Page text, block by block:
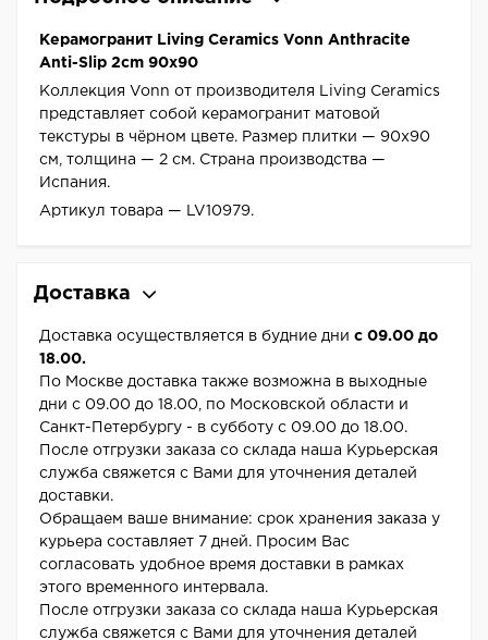
Керамогранит Living Ceramics Vonn Anthracite
Anti-Slip 2cm 90x90
Коллекция Vonn от производителя Living Ceramics
представляет собой керамогранит матовой
текстуры в чёрном цвете. Размер плитки — 90x90
см, толщина — 2 см. Страна производства —
Испания.
Артикул товара — LV10979.
Доставка
Доставка осуществляется в будние дни с 09.00 до
18.00.
По Москве доставка также возможна в выходные
дни с 09.00 до 18.00, по Московской области и
Санкт-Петербургу - в субботу с 09.00 до 18.00.
После отгрузки заказа со склада наша Курьерская
служба свяжется с Вами для уточнения деталей
доставки.
Обращаем ваше внимание: срок хранения заказа у
курьера составляет 7 дней. Просим Вас
согласовать удобное время доставки в рамках
этого временного интервала.
После отгрузки заказа со склада наша Курьерская
служба свяжется с Вами для уточнения деталей